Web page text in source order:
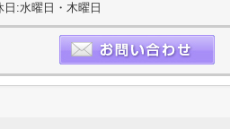
:水曜日・木曜日